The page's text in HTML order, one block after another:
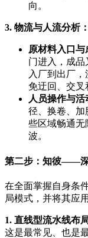
向。
3. 物流与人流分析：
原材料入口与
门进入，成
入厂到出厂
免迂回、交叉
人员操作与活
径、换卷、加
些区域畅通无
波。
第二步：知彼——
在全面掌握自身条
局模式，并将其应
1. 直线型流水线布
这是最常见、也是